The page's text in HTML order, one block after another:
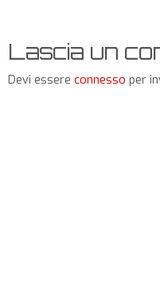
Lascia un
Devi essere connesso per